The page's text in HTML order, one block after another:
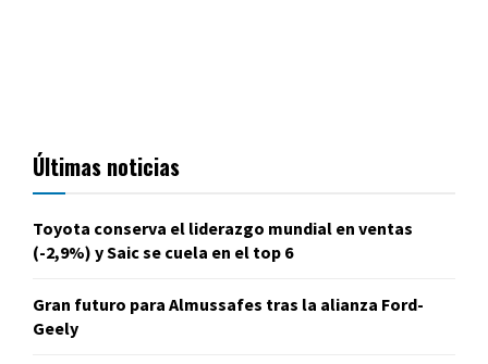
Últimas noticias
Toyota conserva el liderazgo mundial en ventas
(-2,9%) y Saic se cuela en el top 6
Gran futuro para Almussafes tras la alianza Ford-
Geely